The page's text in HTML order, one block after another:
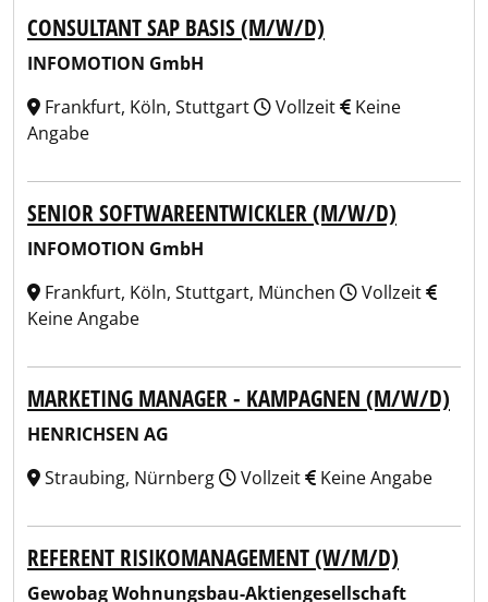
CONSULTANT SAP BASIS (M/W/D)
INFOMOTION GmbH
Frankfurt, Köln, Stuttgart
Vollzeit
Keine
Angabe
SENIOR SOFTWAREENTWICKLER (M/W/D)
INFOMOTION GmbH
Frankfurt, Köln, Stuttgart, München
Vollzeit
Keine Angabe
MARKETING MANAGER - KAMPAGNEN (M/W/D)
HENRICHSEN AG
Straubing, Nürnberg
Vollzeit Keine Angabe
REFERENT RISIKOMANAGEMENT (W/M/D)
Gewobag Wohnungsbau-Aktiengesellschaft